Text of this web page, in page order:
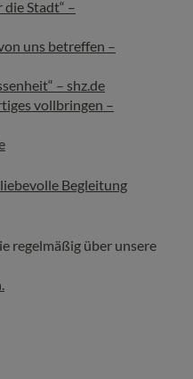
die Stadt“ –
uns betreffen –
– shz.de
vollbringen –
Begleitung
regelmäßig über unsere